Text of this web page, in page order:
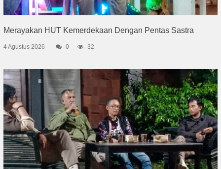
Merayakan HUT Kemerdekaan Dengan Pentas Sastra
4 Agustus 2026 0 32